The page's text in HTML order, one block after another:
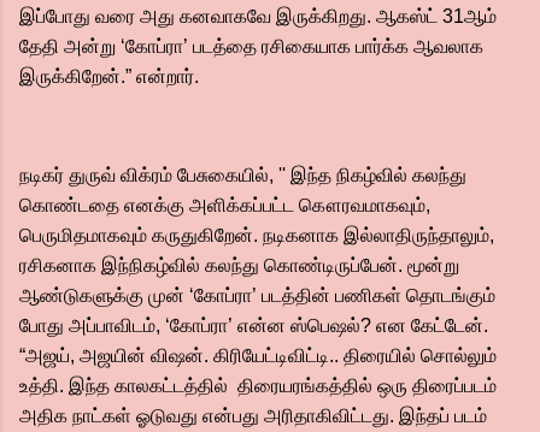
இப்போது வரை அது கனவாகவே இருக்கிறது. ஆகஸ்ட் 31ஆம்
தேதி அன்று ‘கோப்ரா’ படத்தை ரசிகையாக பார்க்க ஆவலாக
இருக்கிறேன்.” என்றார்.
நடிகர் துருவ் விக்ரம் பேசுகையில், '' இந்த நிகழ்வில் கலந்து
கொண்டதை எனக்கு அளிக்கப்பட்ட கௌரவமாகவும்,
பெருமிதமாகவும் கருதுகிறேன். நடிகனாக இல்லாதிருந்தாலும்,
ரசிகனாக இந்நிகழ்வில் கலந்து கொண்டிருப்பேன். மூன்று
ஆண்டுகளுக்கு முன் ‘கோப்ரா’ படத்தின் பணிகள் தொடங்கும்
போது அப்பாவிடம், ‘கோப்ரா’ என்ன ஸ்பெஷல்? என கேட்டேன்.
“அஜய், அஜயின் விஷன். கிரியேட்டிவிட்டி.. திரையில் சொல்லும்
உத்தி. இந்த காலகட்டத்தில் திரையரங்கத்தில் ஒரு திரைப்படம்
அதிக நாட்கள் ஓடுவது என்பது அரிதாகிவிட்டது. இந்தப் படம்